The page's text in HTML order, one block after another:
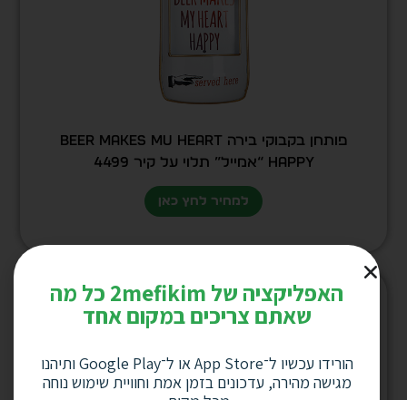
פותחן בקבוקי בירה BEER MAKES MU HEART
HAPPY “אמייל” תלוי על קיר 4499
למחיר לחץ כאן
האפליקציה של 2mefikim כל מה
שאתם צריכים במקום אחד
הורידו עכשיו ל־App Store או ל־Google Play ותיהנו
מגישה מהירה, עדכונים בזמן אמת וחוויית שימוש נוחה